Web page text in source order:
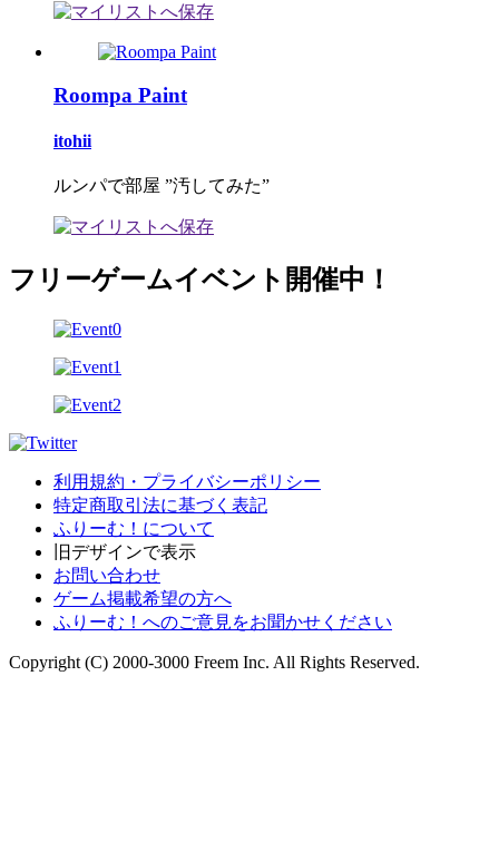
Roompa Paint
itohii
ルンパで部屋 ”汚してみた”
フリーゲームイベント開催中！
利用規約・プライバシーポリシー
特定商取引法に基づく表記
ふりーむ！について
旧デザインで表示
お問い合わせ
ゲーム掲載希望の方へ
ふりーむ！へのご意見をお聞かせください
Copyright (C) 2000-3000 Freem Inc. All Rights Reserved.